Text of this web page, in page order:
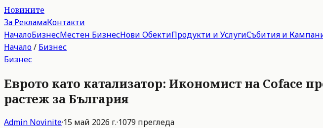
Новините
За РекламаКонтакти
НачалоБизнесМестен БизнесНови ОбектиПродукти и УслугиСъбития и
Начало/ Бизнес
Бизнес
Еврото като катализатор: Икономист на Coface
растеж за България
Admin Novinite·15 май 2026 г.·1079 прегледа